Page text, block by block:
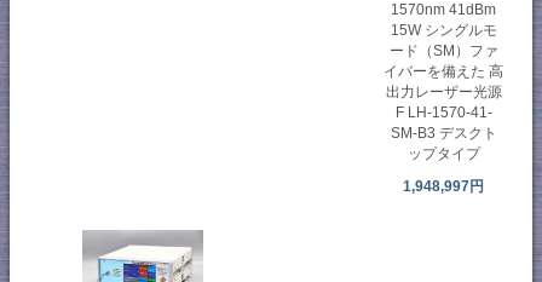
1570nm 41dBm
15W シングルモ
ード（SM）ファ
イバーを備えた 高
出力レーザー光源
F LH-1570-41-
SM-B3 デスクト
ップタイプ
1,948,997円